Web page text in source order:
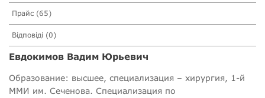
Прайс (65)
Відповіді (0)
Евдокимов Вадим Юрьевич
Образование: высшее, специализация – хирургия, 1-й
ММИ им. Сеченова. Специализация по